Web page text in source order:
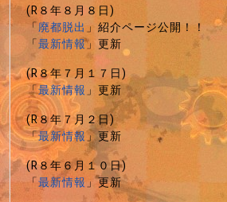
(R８年８月８日)
「廃都脱出」紹介ページ公開！！
「最新情報」更新
(R８年７月１７日)
「最新情報」更新
(R８年７月２日)
「最新情報」更新
(R８年６月１０日)
「最新情報」更新